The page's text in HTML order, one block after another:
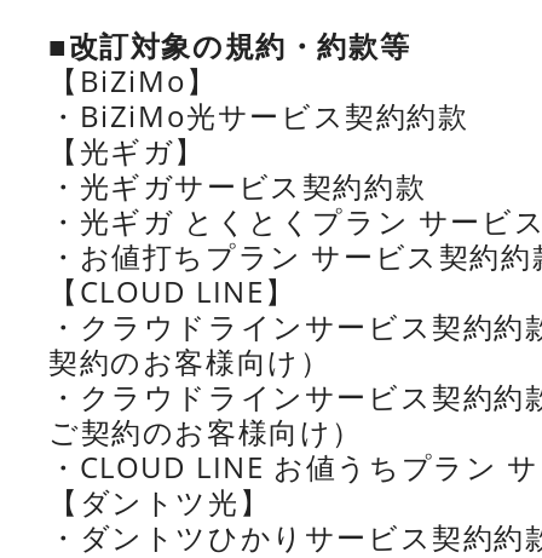
■改訂対象の規約・約款等
【BiZiMo】
・BiZiMo光サービス契約約款
【光ギガ】
・光ギガサービス契約約款
・光ギガ とくとくプラン サービ
・お値打ちプラン サービス契約約
【CLOUD LINE】
・クラウドラインサービス契約
契約のお客様向け）
・クラウドラインサービス契約
ご契約のお客様向け）
・CLOUD LINE お値うちプラン
【ダントツ光】
・ダントツひかりサービス契約約